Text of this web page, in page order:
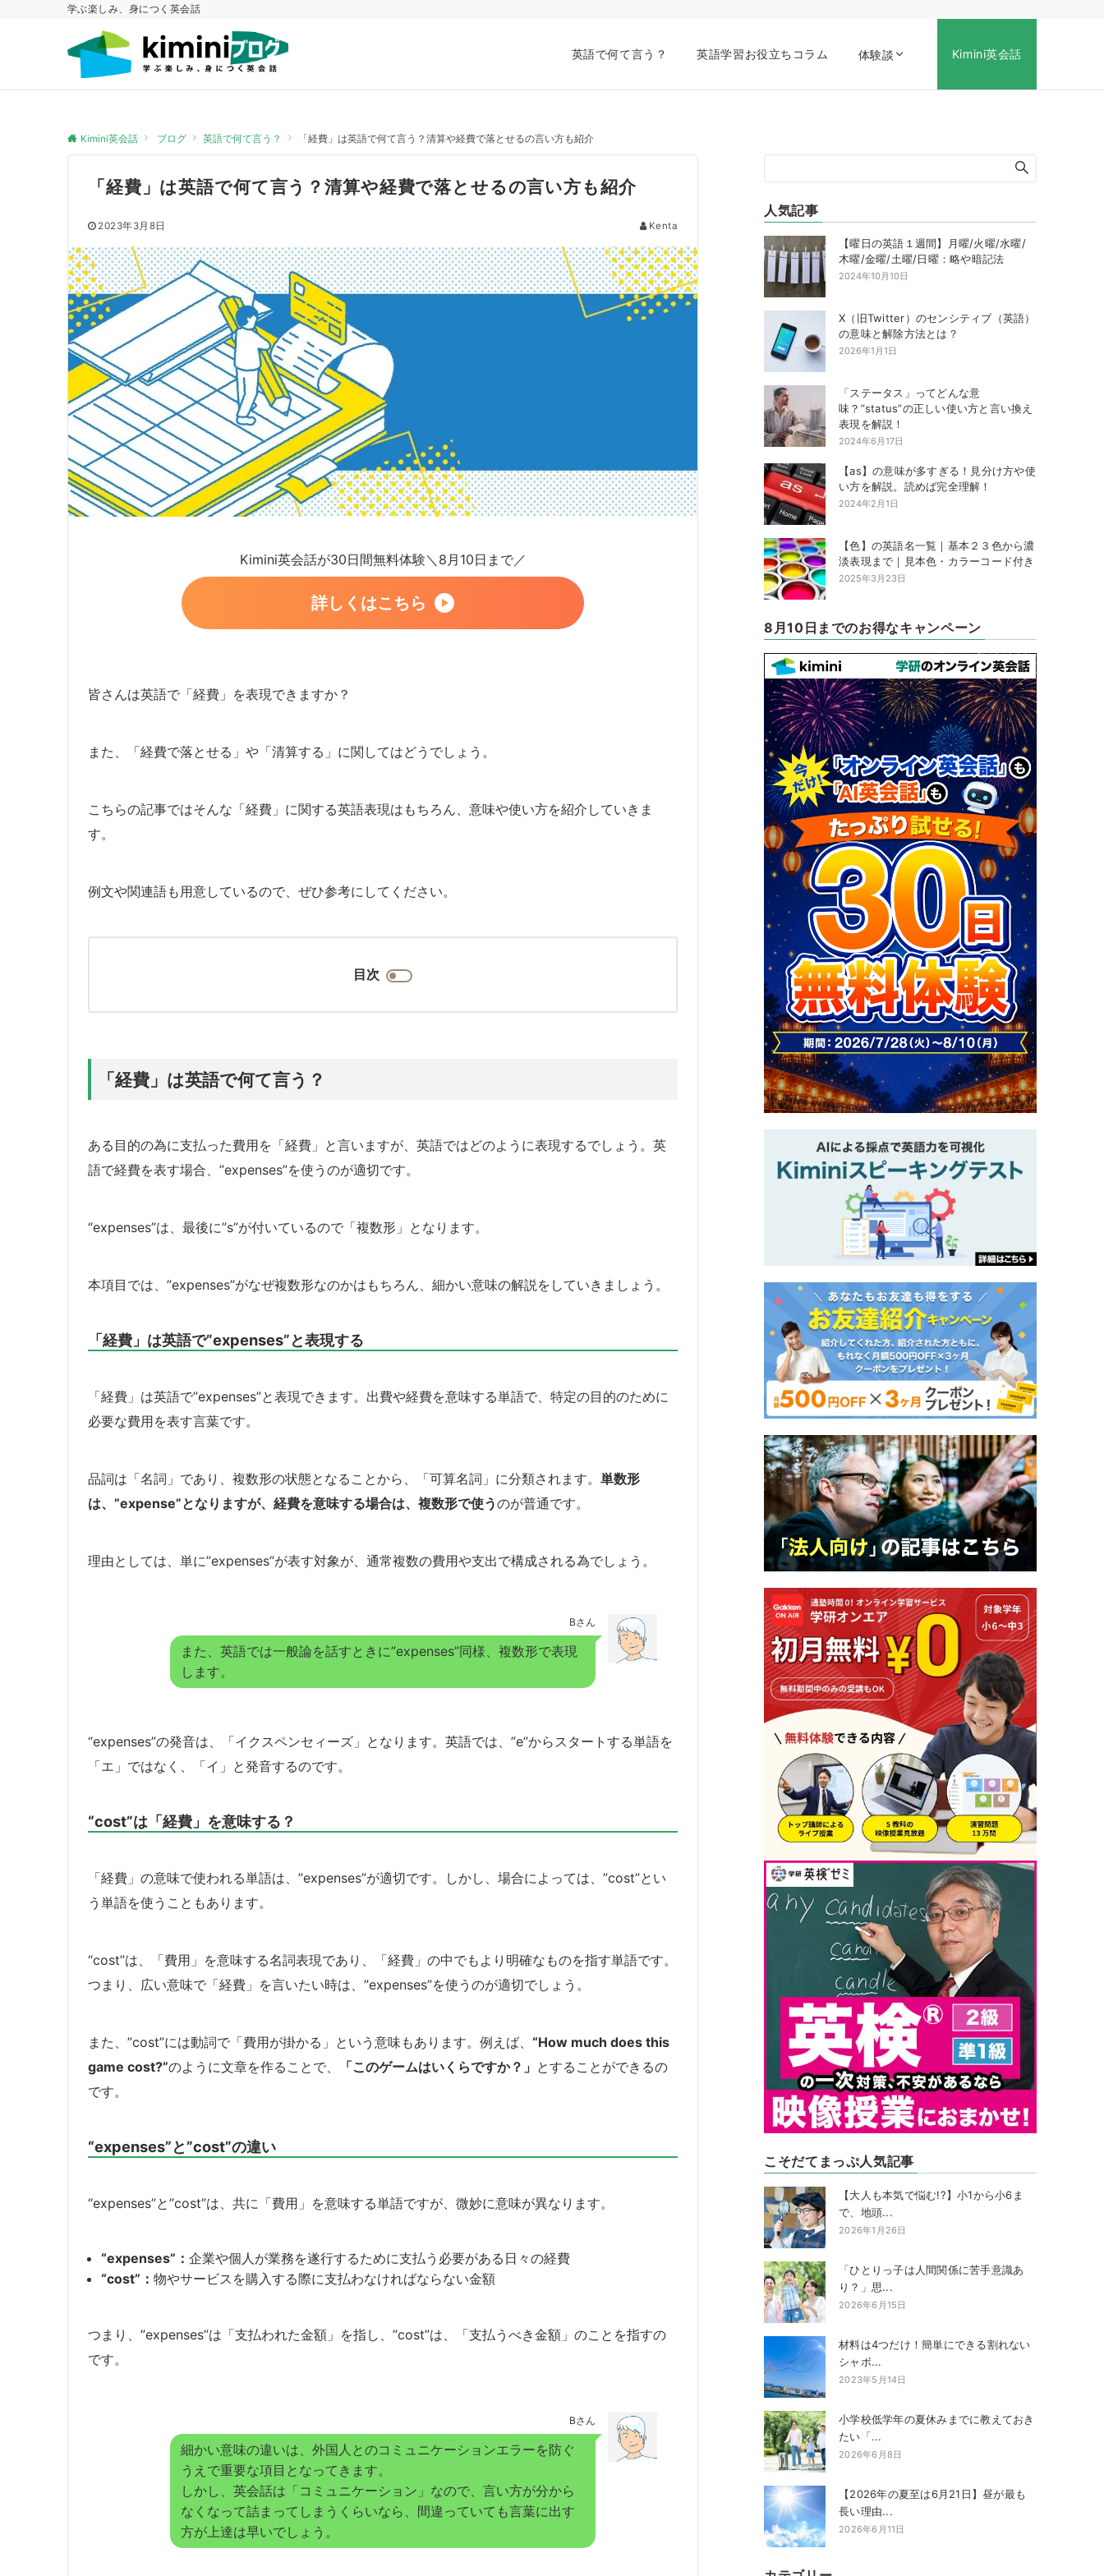
学ぶ楽しみ、身につく英会話
英語で何て言う？ 英語学習お役立ちコラム 体験談 Kimini英会話
Kimini英会話 ブログ 英語で何て言う？ 「経費」は英語で何て言う？清算や経費で落とせるの言い方も紹介
「経費」は英語で何て言う？清算や経費で落とせるの言い方も紹介
2023年3月8日 Kenta
Kimini英会話が30日間無料体験＼8月10日まで／
詳しくはこちら
皆さんは英語で「経費」を表現できますか？
また、「経費で落とせる」や「清算する」に関してはどうでしょう。
こちらの記事ではそんな「経費」に関する英語表現はもちろん、意味や使い方を紹介していきま
す。
例文や関連語も用意しているので、ぜひ参考にしてください。
目次
「経費」は英語で何て言う？
ある目的の為に支払った費用を「経費」と言いますが、英語ではどのように表現するでしょう。英
語で経費を表す場合、”expenses”を使うのが適切です。
“expenses”は、最後に”s”が付いているので「複数形」となります。
本項目では、”expenses”がなぜ複数形なのかはもちろん、細かい意味の解説をしていきましょう。
「経費」は英語で”expenses”と表現する
「経費」は英語で”expenses”と表現できます。出費や経費を意味する単語で、特定の目的のために
必要な費用を表す言葉です。
品詞は「名詞」であり、複数形の状態となることから、「可算名詞」に分類されます。 単数形
は、”expense”となりますが、経費を意味する場合は、複数形で使うのが普通です。
理由としては、単に”expenses”が表す対象が、通常複数の費用や支出で構成される為でしょう。
Bさん
また、英語では一般論を話すときに”expenses”同様、複数形で表現
します。
“expenses”の発音は、「イクスペンセィーズ」となります。英語では、”e”からスタートする単語を
「エ」ではなく、「イ」と発音するのです。
“cost”は「経費」を意味する？
「経費」の意味で使われる単語は、”expenses”が適切です。しかし、場合によっては、”cost”とい
う単語を使うこともあります。
“cost”は、「費用」を意味する名詞表現であり、「経費」の中でもより明確なものを指す単語です。
つまり、広い意味で「経費」を言いたい時は、”expenses”を使うのが適切でしょう。
また、”cost”には動詞で「費用が掛かる」という意味もあります。例えば、 “How much does this
game cost?”のように文章を作ることで、 「このゲームはいくらですか？」 とすることができるの
です。
“expenses”と”cost”の違い
“expenses”と”cost”は、共に「費用」を意味する単語ですが、微妙に意味が異なります。
“expenses”： 企業や個人が業務を遂行するために支払う必要がある日々の経費
“cost”： 物やサービスを購入する際に支払わなければならない金額
つまり、”expenses”は「支払われた金額」を指し、”cost”は、「支払うべき金額」のことを指すの
です。
Bさん
細かい意味の違いは、外国人とのコミュニケーションエラーを防ぐ
うえで重要な項目となってきます。
しかし、英会話は「コミュニケーション」なので、言い方が分から
なくなって詰まってしまうくらいなら、間違っていても言葉に出す
方が上達は早いでしょう。
人気記事
【曜日の英語１週間】月曜/火曜/水曜/
木曜/金曜/土曜/日曜：略や暗記法
2024年10月10日
X（旧Twitter）のセンシティブ（英語）
の意味と解除方法とは？
2026年1月1日
「ステータス」ってどんな意
味？”status”の正しい使い方と言い換え
表現を解説！
2024年6月17日
【as】の意味が多すぎる！見分け方や使
い方を解説。読めば完全理解！
2024年2月1日
【色】の英語名一覧｜基本２３色から濃
淡表現まで｜見本色・カラーコード付き
2025年3月23日
8月10日までのお得なキャンペーン
こそだてまっぷ人気記事
【大人も本気で悩む!?】小1から小6ま
で、地頭...
2026年1月26日
「ひとりっ子は人間関係に苦手意識あ
り？」思...
2026年6月15日
材料は4つだけ！簡単にできる割れない
シャボ...
2023年5月14日
小学校低学年の夏休みまでに教えておき
たい「...
2026年6月8日
【2026年の夏至は6月21日】昼が最も
長い理由...
2026年6月11日